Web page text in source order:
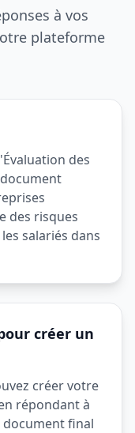
à vos
plateforme
des
des risques
salariés dans
créer un
créer votre
répondant à
document final